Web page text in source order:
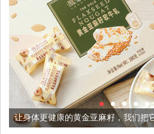
让身体更健康的黄金亚麻籽，我们把